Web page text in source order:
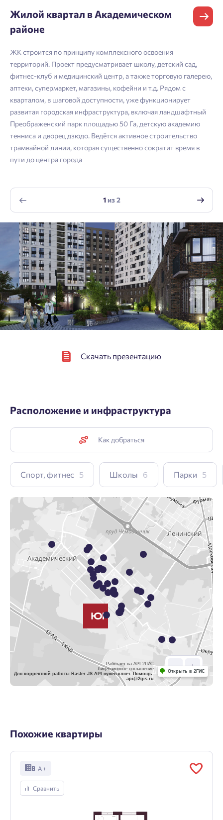
Согласен на обработкуперсональных данных
Согласен получать информационную рассылку
Отправить
Скачать презентацию
Жилой квартал в Академическом
районе
ЖК строится по принципу комплексного освоения
территорий. Проект предусматривает школу, детский сад,
фитнес-клуб и медицинский центр, а также торговую галерею,
аптеки, супермаркет, магазины, кофейни и т.д. Рядом с
кварталом, в шаговой доступности, уже функционирует
развитая городская инфраструктура, включая ландшафтный
Преображенский парк площадью 50 Га, детскую академию
тенниса и дворец дзюдо. Ведётся активное строительство
трамвайной линии, которая существенно сократит время в
пути до центра города
1из2
Расположение и инфраструктура
Как добраться
Спорт, фитнес 5 Школы 6 Парки 5
Работает на API 2ГИС
Лицензионное соглашение
Для корректной работы Raster JS API нужен ключ. Помощь:
api@2gis.ru
Открыть в 2ГИС
Похожие квартиры
А +
Сравнить
Нажимая кнопку «Отправить», вы даёте согласие на обработку
Подтвердить
Выслать код повторно через 00:58.
Отправить